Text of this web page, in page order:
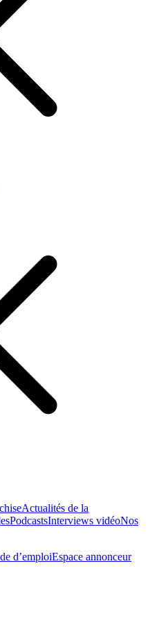
Actualités de la
PodcastsInterviews vidéoNos
d’emploiEspace annonceur